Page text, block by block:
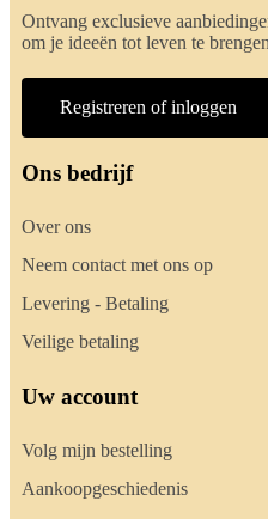
Ontvang exclusieve
om je ideeën tot leven te
Registreren of inloggen
Ons bedrijf
Over ons
Neem contact met ons op
Levering - Betaling
Veilige betaling
Uw account
Volg mijn bestelling
Aankoopgeschiedenis